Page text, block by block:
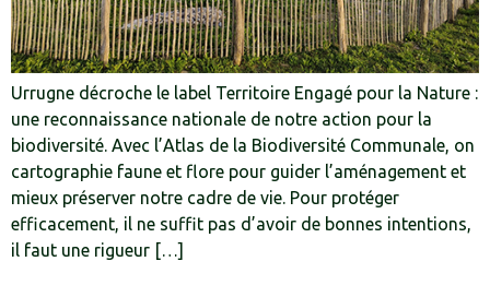
Urrugne décroche le label Territoire Engagé pour la Nature :
une reconnaissance nationale de notre action pour la
biodiversité. Avec l’Atlas de la Biodiversité Communale, on
cartographie faune et flore pour guider l’aménagement et
mieux préserver notre cadre de vie. Pour protéger
efficacement, il ne suffit pas d’avoir de bonnes intentions,
il faut une rigueur […]